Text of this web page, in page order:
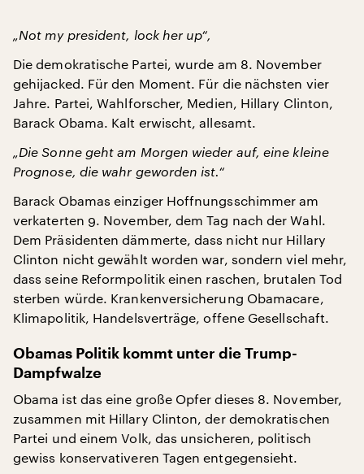
„Not my president, lock her up“,
Die demokratische Partei, wurde am 8. November
gehijacked. Für den Moment. Für die nächsten vier
Jahre. Partei, Wahlforscher, Medien, Hillary Clinton,
Barack Obama. Kalt erwischt, allesamt.
„Die Sonne geht am Morgen wieder auf, eine kleine
Prognose, die wahr geworden ist.“
Barack Obamas einziger Hoffnungsschimmer am
verkaterten 9. November, dem Tag nach der Wahl.
Dem Präsidenten dämmerte, dass nicht nur Hillary
Clinton nicht gewählt worden war, sondern viel mehr,
dass seine Reformpolitik einen raschen, brutalen Tod
sterben würde. Krankenversicherung Obamacare,
Klimapolitik, Handelsverträge, offene Gesellschaft.
Obamas Politik kommt unter die Trump-
Dampfwalze
Obama ist das eine große Opfer dieses 8. November,
zusammen mit Hillary Clinton, der demokratischen
Partei und einem Volk, das unsicheren, politisch
gewiss konservativeren Tagen entgegensieht.